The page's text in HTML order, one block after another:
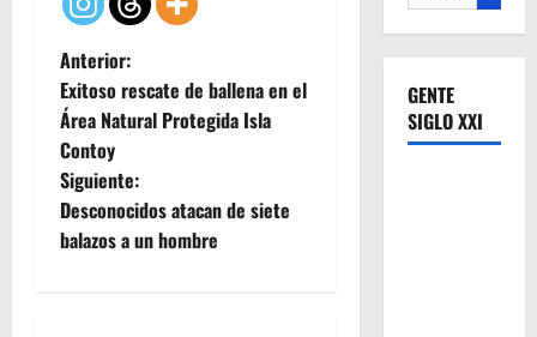
N
a
v
e
Anterior:
Exitoso rescate de ballena en el
Área Natural Protegida Isla
Contoy
Siguiente:
Desconocidos atacan de siete
balazos a un hombre
GENTE
SIGLO XXI